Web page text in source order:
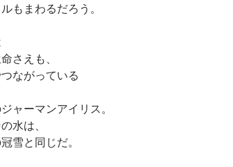
もまわるだろう。
さえも、
ながっている
ャーマンアイリス。
水は、
雪と同じだ。